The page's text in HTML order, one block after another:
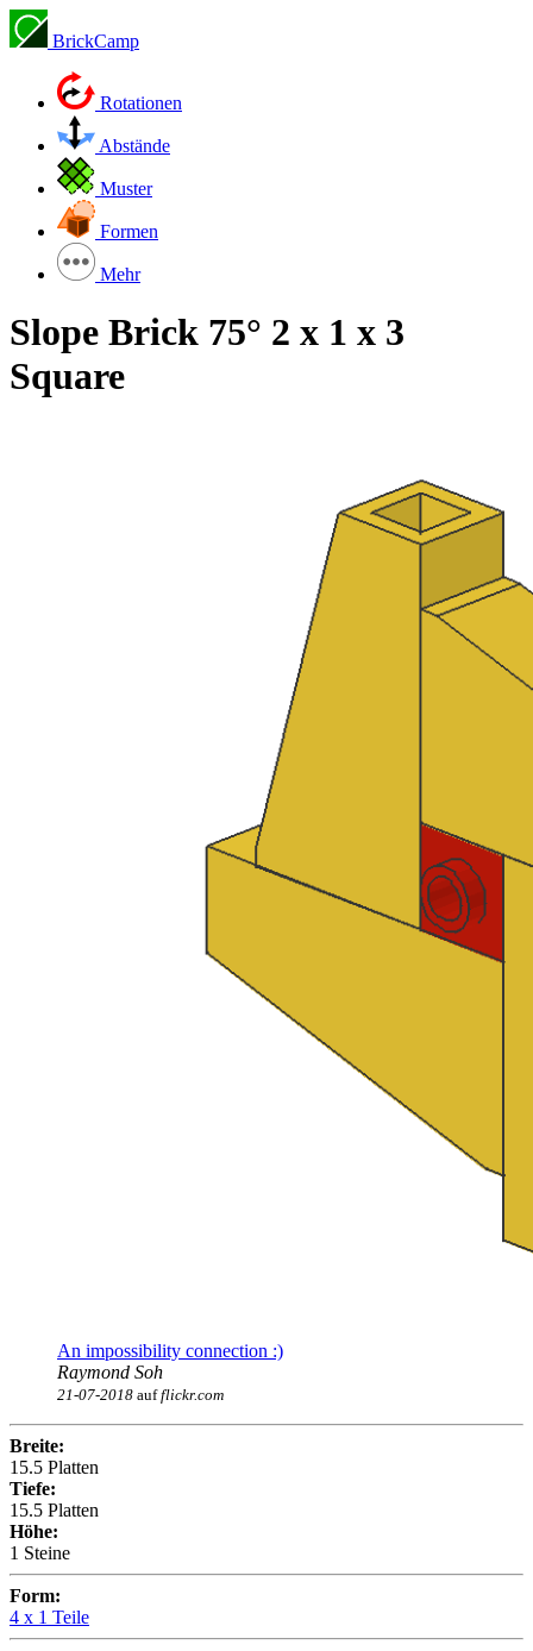
BrickCamp
Rotationen
Abstände
Muster
Formen
Mehr
Slope Brick 75° 2 x 1 x 3
Square
An impossibility connection :)
Raymond Soh
21-07-2018 aufflickr.com
Breite:
15.5 Platten
Tiefe:
15.5 Platten
Höhe:
1 Steine
Form:
4 x 1 Teile